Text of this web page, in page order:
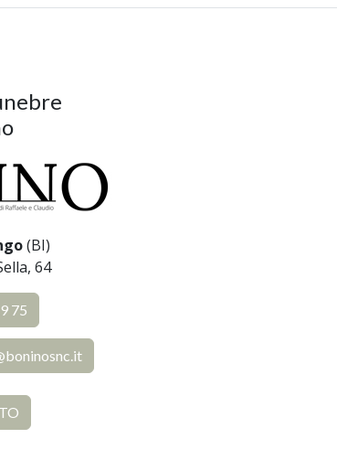
(BI)
64
75